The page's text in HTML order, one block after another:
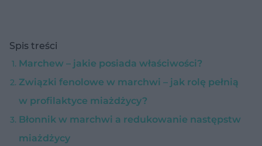
Spis treści
Marchew – jakie posiada właściwości?
Związki fenolowe w marchwi – jak rolę pełnią
w profilaktyce miażdżycy?
Błonnik w marchwi a redukowanie następstw
miażdżycy